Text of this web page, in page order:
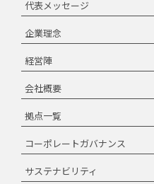
に同意します。
閉じる
代表メッセージ
企業理念
経営陣
会社概要
拠点一覧
コーポレートガバナンス
サステナビリティ